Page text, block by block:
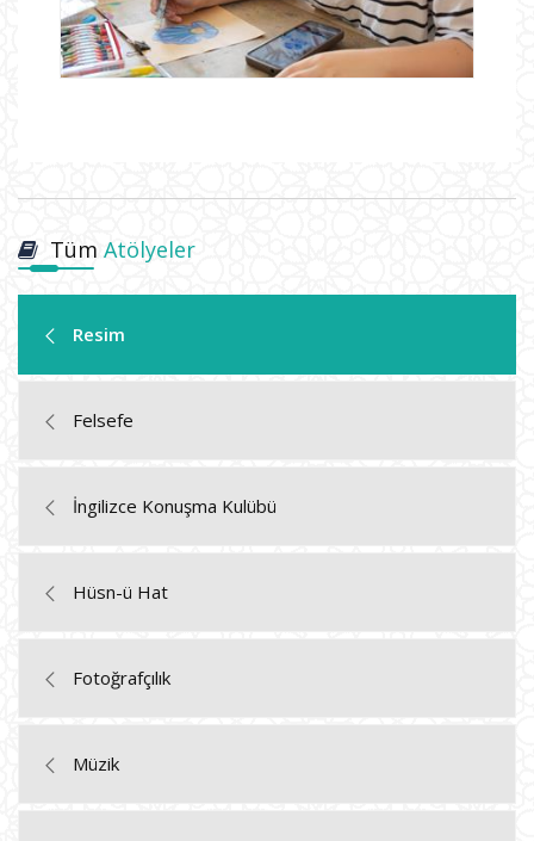
Tüm Atölyeler
Resim
Felsefe
İngilizce Konuşma Kulübü
Hüsn-ü Hat
Fotoğrafçılık
Müzik